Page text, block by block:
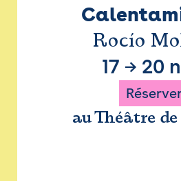
Rocío
17 → 20
au Théâtre